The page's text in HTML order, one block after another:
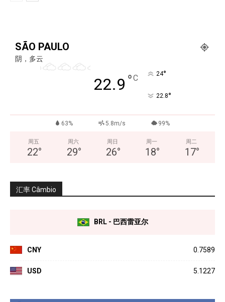
SÃO PAULO
阴，多云
22.9 °C 24°
22.8°
63% 5.8m/s 99%
周五
22°
周六
29°
周日
26°
周一
18°
周二
17°
汇率 Câmbio
BRL - 巴西雷亚尔
CNY 0.7589
USD 5.1227